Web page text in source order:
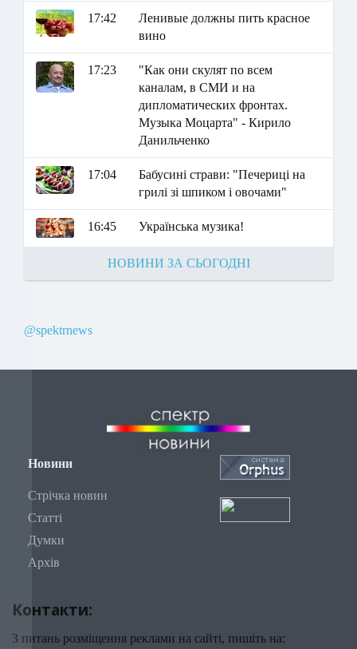
17:42
Ленивые должны пить красное
вино
17:23
"Как они скулят по всем
каналам, в СМИ и на
дипломатических фронтах.
Музыка Моцарта" - Кирило
Данильченко
17:04
Бабусині страви: "Печериці на
грилі зі шпиком і овочами"
16:45 Українська музика!
НОВИНИ ЗА СЬОГОДНІ
@spektrnews
Новини
Стрічка новин
Статті
Думки
Архів
Контакти:
З питань розміщення реклами на сайті, пишіть на: